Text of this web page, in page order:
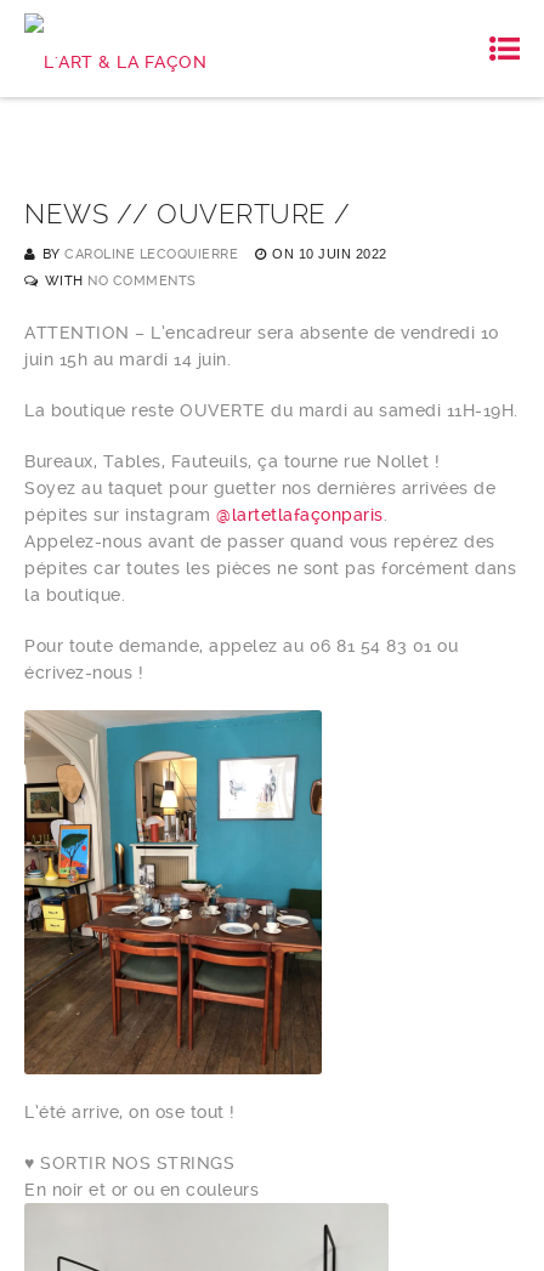
NEWS // OUVERTURE /
BY CAROLINE LECOQUIERRE ON 10 JUIN 2022
WITH NO COMMENTS
ATTENTION – L’encadreur sera absente de vendredi 10
juin 15h au mardi 14 juin.
La boutique reste OUVERTE du mardi au samedi 11H-19H.
Bureaux, Tables, Fauteuils, ça tourne rue Nollet !
Soyez au taquet pour guetter nos dernières arrivées de
pépites sur instagram @lartetlafaçonparis
Appelez-nous avant de passer quand vous repérez des
pépites car toutes les pièces ne sont pas forcément dans
la boutique.
Pour toute demande, appelez au 06 81 54 83 01 ou
écrivez-nous !
L’été arrive, on ose tout !
♥️ SORTIR NOS STRINGS
En noir et or ou en couleurs